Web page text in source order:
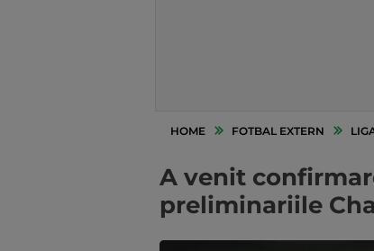
HOME FOTBAL EXTERN
A venit
preliminariile